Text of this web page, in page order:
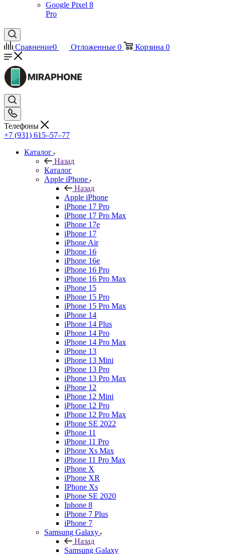
Google Pixel 8
Pro
Сравнение0 Отложенные 0 Корзина 0
Телефоны
+7 (931) 615‒57‒77
Каталог
Назад
Каталог
Apple iPhone
Назад
Apple iPhone
iPhone 17 Pro
iPhone 17 Pro Max
iPhone 17e
iPhone 17
iPhone Air
iPhone 16
iPhone 16e
iPhone 16 Pro
iPhone 16 Pro Max
iPhone 15
iPhone 15 Pro
iPhone 15 Pro Max
iPhone 14
iPhone 14 Plus
iPhone 14 Pro
iPhone 14 Pro Max
iPhone 13
iPhone 13 Mini
iPhone 13 Pro
iPhone 13 Pro Max
iPhone 12
iPhone 12 Mini
iPhone 12 Pro
iPhone 12 Pro Max
iPhone SE 2022
iPhone 11
iPhone 11 Pro
iPhone Xs Max
iPhone 11 Pro Max
iPhone X
iPhone XR
IPhone Xs
iPhone SE 2020
Iphone 8
iPhone 7 Plus
iPhone 7
Samsung Galaxy
Назад
Samsung Galaxy